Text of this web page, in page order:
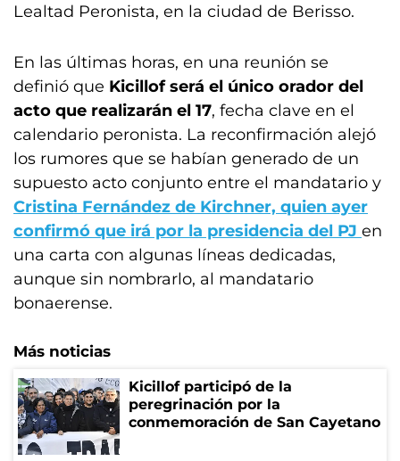
Lealtad Peronista, en la ciudad de Berisso.
En las últimas horas, en una reunión se
definió que Kicillof será el único orador del
acto que realizarán el 17, fecha clave en el
calendario peronista. La reconfirmación alejó
los rumores que se habían generado de un
supuesto acto conjunto entre el mandatario y
Cristina Fernández de Kirchner, quien ayer
confirmó que irá por la presidencia del PJ en
una carta con algunas líneas dedicadas,
aunque sin nombrarlo, al mandatario
bonaerense.
Más noticias
Kicillof participó de la
peregrinación por la
conmemoración de San Cayetano